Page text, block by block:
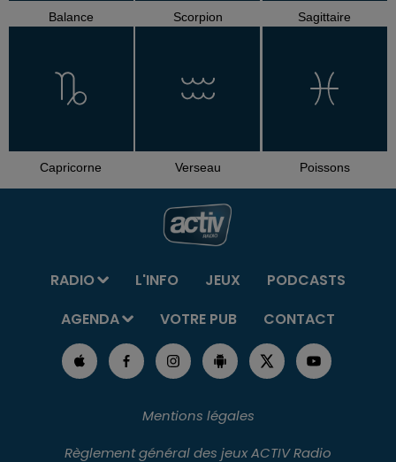
Balance Scorpion Sagittaire
Capricorne Verseau Poissons
RADIO L'INFO JEUX
PODCASTS
AGENDA
VOTRE PUB CONTACT
Mentions légales
Règlement général des jeux ACTIV Radio